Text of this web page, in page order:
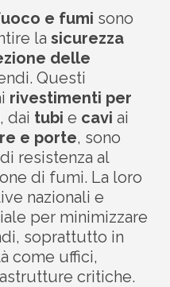
e fumi sono
la sicurezza
delle
Questi
rivestimenti per
, dai tubi e cavi ai
e porte, sono
resistenza al
di fumi. La loro
nazionali e
per minimizzare
soprattutto in
come uffici,
critiche.